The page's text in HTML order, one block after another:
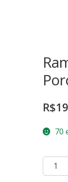
R$
70
Ramekin